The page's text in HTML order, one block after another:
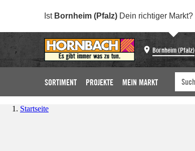
Ist Bornheim (Pfalz) Dein richtiger Markt?
Bornheim (Pfalz)
SORTIMENT PROJEKTE MEIN MARKT
Startseite